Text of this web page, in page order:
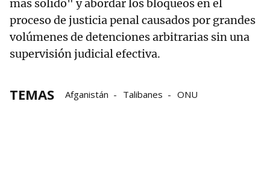
más sólido" y abordar los bloqueos en el
proceso de justicia penal causados por grandes
volúmenes de detenciones arbitrarias sin una
supervisión judicial efectiva.
TEMAS Afganistán Talibanes ONU